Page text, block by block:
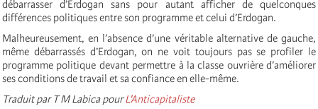
débarrasser d’Erdogan sans pour autant afficher de quelconques
différences politiques entre son programme et celui d’Erdogan.
Malheureusement, en l’absence d’une véritable alternative de gauche,
même débarrassés d’Erdogan, on ne voit toujours pas se profiler le
programme politique devant permettre à la classe ouvrière d’améliorer
ses conditions de travail et sa confiance en elle-même.
Traduit par T M Labica pourL'Anticapitaliste